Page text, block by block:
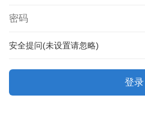
安全提问(未设置请忽略)
登录